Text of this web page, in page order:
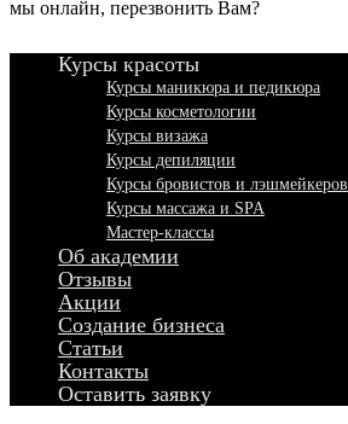
мы онлайн, перезвонить Вам?
Курсы красоты
Курсы маникюра и педикюра
Курсы косметологии
Курсы визажа
Курсы депиляции
Курсы бровистов и лэшмейкеров
Курсы массажа и SPA
Мастер-классы
Об академии
Отзывы
Акции
Создание бизнеса
Статьи
Контакты
Оставить заявку